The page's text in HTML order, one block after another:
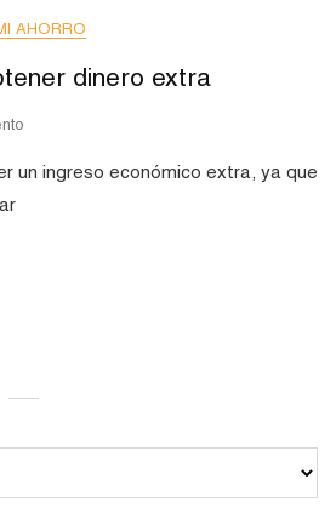
AHORRO
dinero extra
un ingreso económico extra, ya que